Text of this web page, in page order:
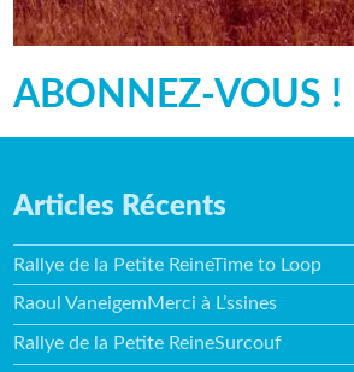
ABONNEZ-VOUS !
Articles Récents
Rallye de la Petite ReineTime to Loop
Raoul VaneigemMerci à L’ssines
Rallye de la Petite ReineSurcouf